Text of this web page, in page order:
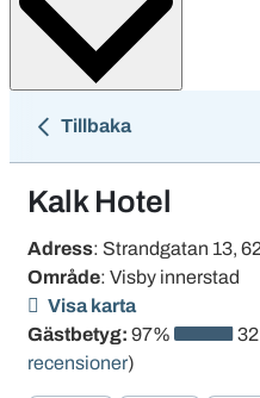
Tillbaka
Kalk Hotel
Adress: Strandgatan 13,
Område: Visby innerstad
Visa karta
Gästbetyg: 97%
recensioner)